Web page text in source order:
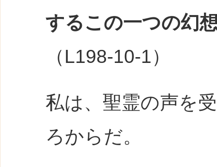
するこの一つの幻
（L198-10-1）
私は、聖霊の声を
ろからだ。